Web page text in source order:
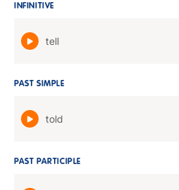
INFINITIVE
tell
PAST SIMPLE
told
PAST PARTICIPLE